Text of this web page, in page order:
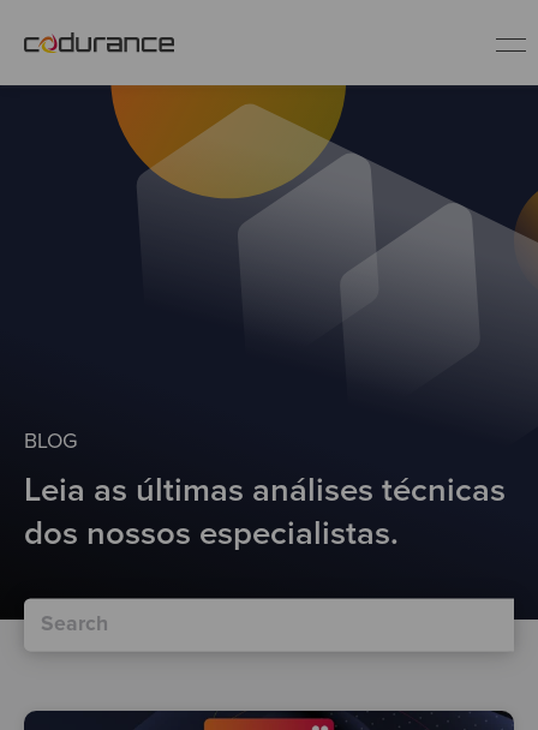
Fale conosco
BLOG
Leia as últimas análises técnicas
dos nossos especialistas.